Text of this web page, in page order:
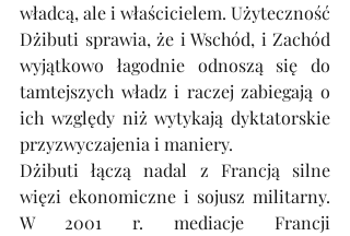
władcą, ale i właścicielem. Użyteczność
Dżibuti sprawia, że i Wschód, i Zachód
wyjątkowo łagodnie odnoszą się do
tamtejszych władz i raczej zabiegają o
ich względy niż wytykają dyktatorskie
przyzwyczajenia i maniery.
Dżibuti łączą nadal z Francją silne
więzi ekonomiczne i sojusz militarny.
W 2001 r. mediacje Francji